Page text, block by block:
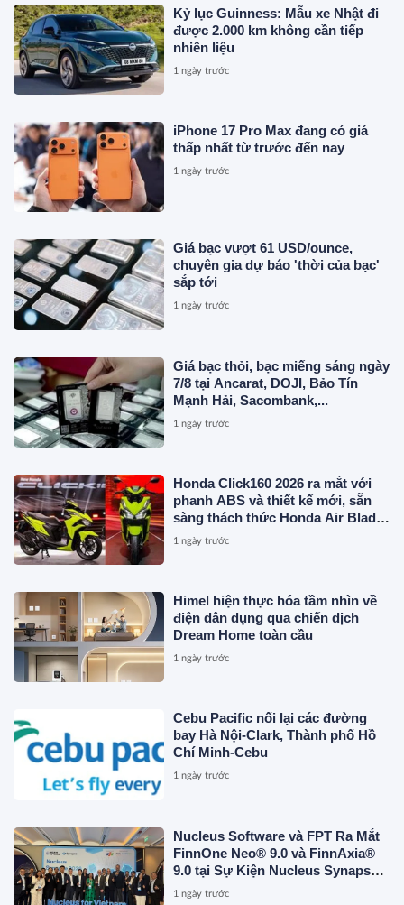
Kỷ lục Guinness: Mẫu xe Nhật đi
được 2.000 km không cần tiếp
nhiên liệu
1 ngày trước
iPhone 17 Pro Max đang có giá
thấp nhất từ trước đến nay
1 ngày trước
Giá bạc vượt 61 USD/ounce,
chuyên gia dự báo 'thời của bạc'
sắp tới
1 ngày trước
Giá bạc thỏi, bạc miếng sáng ngày
7/8 tại Ancarat, DOJI, Bảo Tín
Mạnh Hải, Sacombank,...
1 ngày trước
Honda Click160 2026 ra mắt với
phanh ABS và thiết kế mới, sẵn
sàng thách thức Honda Air Blade
và Yamaha NVX
1 ngày trước
Himel hiện thực hóa tầm nhìn về
điện dân dụng qua chiến dịch
Dream Home toàn cầu
1 ngày trước
Cebu Pacific nối lại các đường
bay Hà Nội-Clark, Thành phố Hồ
Chí Minh-Cebu
1 ngày trước
Nucleus Software và FPT Ra Mắt
FinnOne Neo® 9.0 và FinnAxia®
9.0 tại Sự Kiện Nucleus Synapse
Lần Đầu Tiên tại Việt Nam
1 ngày trước